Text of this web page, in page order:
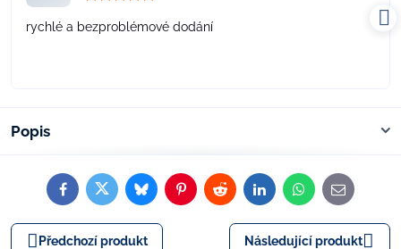
5
rychlé a bezproblémové dodání
Popis
FacebookTwitterBlueskyPinterestRedditLinkedInWhatsApp
E-
mail
Předchozí produkt Následující produkt